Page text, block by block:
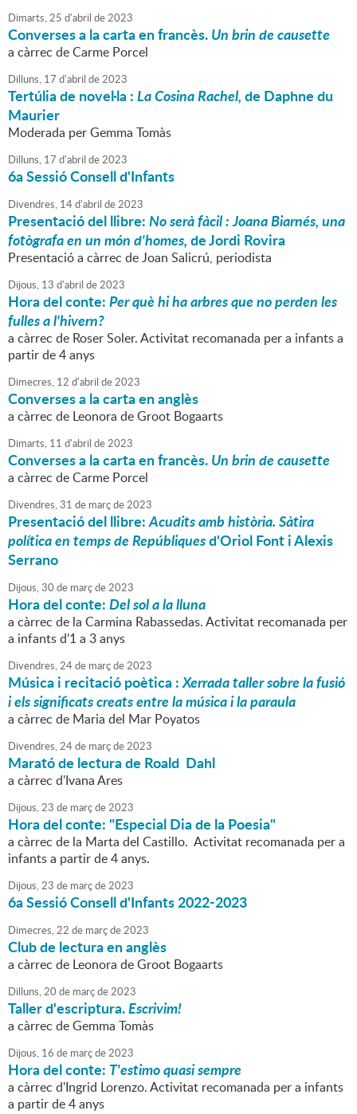
Dimarts,25 d'abril de2023
Converses a la carta en francès.Un brin de causette
a càrrec de Carme Porcel
Dilluns, 17 d'abril de2023
Tertúlia de novel·la :La Cosina Rachel,de Daphne du
Maurier
Moderada per Gemma Tomàs
Dilluns, 17 d'abril de2023
6a Sessió Consell d'Infants
Divendres, 14d'abril de2023
Presentació del llibre:No serà fàcil : Joana Biarnés, una
fotògrafa en un món d'homes,de Jordi Rovira
Presentació a càrrec de Joan Salicrú, periodista
Dijous, 13 d'abril de2023
Hora del conte:Per què hi ha arbres que no perden les
fulles a l'hivern?
a càrrec de Roser Soler. Activitat recomanada per a infants a
partir de 4 anys
Dimecres, 12 d'abril de2023
Converses a la carta en anglès
a càrrec de Leonora de Groot Bogaarts
Dimarts, 11 d'abril de2023
Converses a la carta en francès.Un brin de causette
a càrrec de Carme Porcel
Divendres,31 de marçde2023
Presentació del llibre:Acudits amb història. Sàtira
política en temps de Repúbliquesd'Oriol Font i Alexis
Serrano
Dijous,30 de marçde2023
Hora del conte:Del sol a la lluna
a càrrec de la Carmina Rabassedas. Activitat recomanada per
a infants d'1 a 3 anys
Divendres,24de marçde2023
Música i recitació poètica :Xerrada taller sobre la fusió
i els significats creats entre la música i la paraula
a càrrec de Maria del Mar Poyatos
Divendres,24de marçde2023
Marató de lectura de Roald Dahl
a càrrec d'Ivana Ares
Dijous,23 de marçde2023
Hora del conte: "Especial Dia de la Poesia"
a càrrec de la Marta del Castillo. Activitat recomanada per a
infants a partir de 4 anys.
Dijous,23 de marçde2023
6a Sessió Consell d'Infants 2022-2023
Dimecres,22 de marçde2023
Club de lectura en anglès
a càrrec de Leonora de Groot Bogaarts
Dilluns,20 de marçde2023
Taller d'escriptura.Escrivim!
a càrrec de Gemma Tomàs
Dijous, 16 de marçde2023
Hora del conte: T'estimo quasi sempre
a càrrec d'Ingrid Lorenzo. Activitat recomanada per a infants
a partir de 4 anys